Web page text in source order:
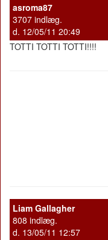
asroma87
3707 indlæg.
d. 12/05/11 20:49
TOTTI TOTTI TOTTI!!!!
Liam Gallagher
808 indlæg.
d. 13/05/11 12:57